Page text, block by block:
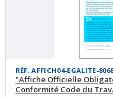
RÉF. AFFICH04-EGALITE-
"Affiche Officielle
Conformité Code du